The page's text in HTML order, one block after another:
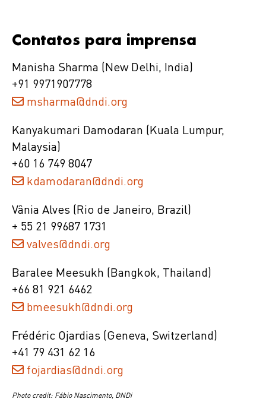
Contatos para imprensa
Manisha Sharma (New Delhi, India)
+91 9971907778
msharma@dndi.org
Kanyakumari Damodaran (Kuala Lumpur,
Malaysia)
+60 16 749 8047
kdamodaran@dndi.org
Vânia Alves (Rio de Janeiro, Brazil)
+ 55 21 99687 1731
valves@dndi.org
Baralee Meesukh (Bangkok, Thailand)
+66 81 921 6462
bmeesukh@dndi.org
Frédéric Ojardias (Geneva, Switzerland)
+41 79 431 62 16
fojardias@dndi.org
Photo credit: Fábio Nascimento, DNDi